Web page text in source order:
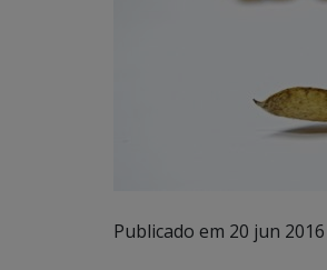
Publicado em 20 jun 2016